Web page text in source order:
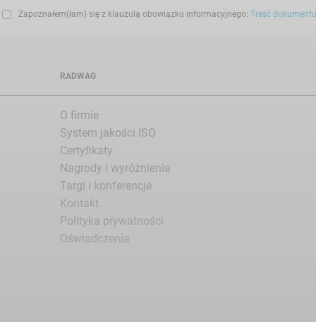
Zapoznałem(łam) się z klauzulą obowiązku informacyjnego: Treść dokumentu
RADWAG
O firmie
System jakości ISO
Certyfikaty
Nagrody i wyróżnienia
Targi i konferencje
Kontakt
Polityka prywatności
Oświadczenia